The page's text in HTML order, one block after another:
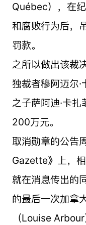
Québec），在
和腐败行为后，
罚款。
之所以做出该裁
独裁者穆阿迈尔
之子萨阿迪·卡
200万元。
取消勋章的公告
Gazette》上，
就在消息传出的
的最后一次加拿
（Louise